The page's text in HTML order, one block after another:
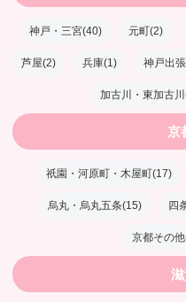
神戸・三宮(40) 元町(2)
芦屋(2) 兵庫(1) 神戸出
加古川・東加古
京
祇園・河原町・木屋町(17)
烏丸・烏丸五条(15) 四
京都その